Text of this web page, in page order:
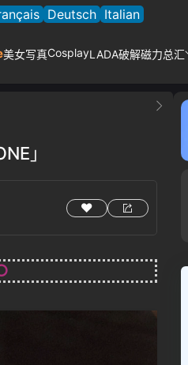
Deutsch Italian
美女写真CosplayLADA破解磁力总汇
」